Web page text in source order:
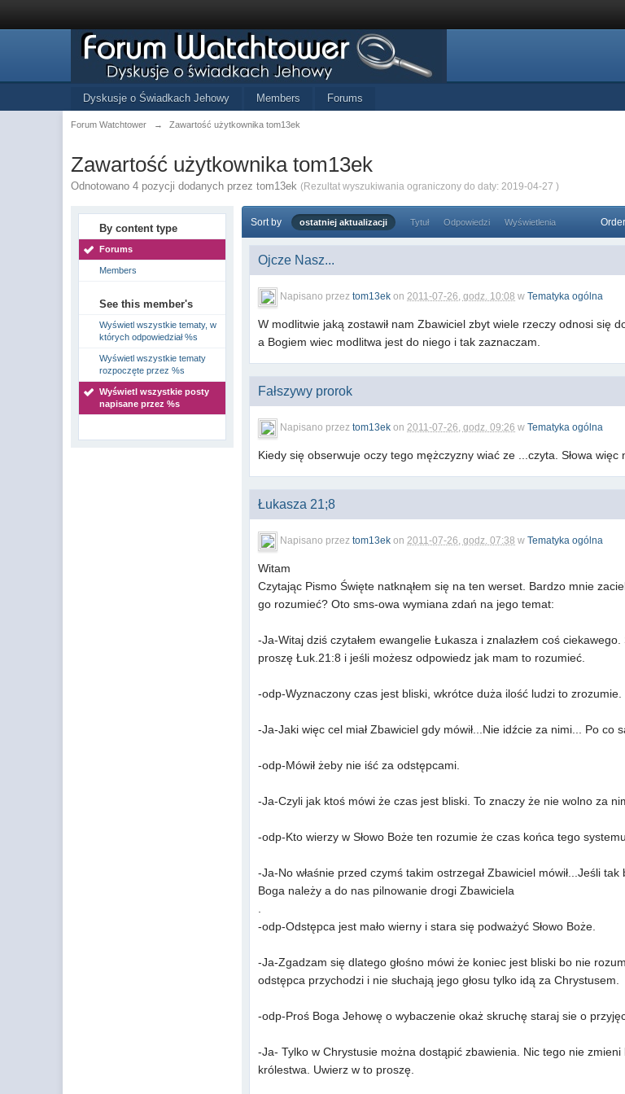
Dyskusje o Świadkach Jehowy Members Forums
Forum Watchtower → Zawartość użytkownika tom13ek
Zawartość użytkownika tom13ek
Odnotowano 4 pozycji dodanych przez tom13ek (Rezultat wyszukiwania ograniczony do daty: 2019-04-27 )
By content type
Forums
Members
See this member's
Wyświetl wszystkie tematy, w
których odpowiedział %s
Wyświetl wszystkie tematy
rozpoczęte przez %s
Wyświetl wszystkie posty
napisane przez %s
Sort by ostatniej aktualizacji Tytuł Odpowiedzi Wyświetlenia Order
Ojcze Nasz...
Napisano przeztom13ek on2011-07-26, godz. 10:08 wTematyka ogólna
W modlitwie jaką zostawił nam Zbawiciel zbyt wiele rzeczy odnosi
a Bogiem wiec modlitwa jest do niego i tak zaznaczam.
Fałszywy prorok
Napisano przeztom13ek on2011-07-26, godz. 09:26 wTematyka ogólna
Kiedy się obserwuje oczy tego mężczyzny wiać ze ...czyta. Słowa więc
Łukasza 21;8
Napisano przeztom13ek on2011-07-26, godz. 07:38 wTematyka ogólna
Witam
Czytając Pismo Święte natknąłem się na ten werset. Bardzo mnie
go rozumieć? Oto sms-owa wymiana zdań na jego temat:
-Ja-Witaj dziś czytałem ewangelie Łukasza i znalazłem coś
proszę Łuk.21:8 i jeśli możesz odpowiedz jak mam to rozumieć.
-odp-Wyznaczony czas jest bliski, wkrótce duża ilość ludzi to zrozumie.
-Ja-Jaki więc cel miał Zbawiciel gdy mówił...Nie idźcie za nimi... Po co
-odp-Mówił żeby nie iść za odstępcami.
-Ja-Czyli jak ktoś mówi że czas jest bliski. To znaczy że nie wolno za
-odp-Kto wierzy w Słowo Boże ten rozumie że czas końca tego
-Ja-No właśnie przed czymś takim ostrzegał Zbawiciel mówił...Jeśli
Boga należy a do nas pilnowanie drogi Zbawiciela
-odp-Odstępca jest mało wierny i stara się podważyć Słowo Boże.
-Ja-Zgadzam się dlatego głośno mówi że koniec jest bliski bo nie
odstępca przychodzi i nie słuchają jego głosu tylko idą za Chrystusem.
-odp-Proś Boga Jehowę o wybaczenie okaż skruchę staraj sie o
-Ja- Tylko w Chrystusie można dostąpić zbawienia. Nic tego nie
królestwa. Uwierz w to proszę.